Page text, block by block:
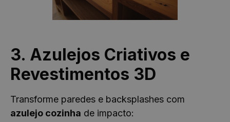
3. Azulejos Criativos e
Revestimentos 3D
Transforme paredes e backsplashes com
azulejo cozinha de impacto: